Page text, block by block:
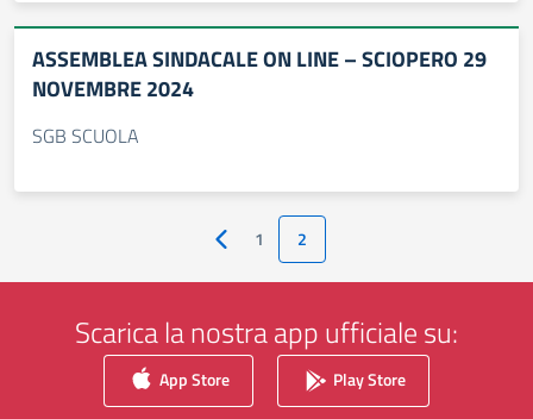
ASSEMBLEA SINDACALE ON LINE – SCIOPERO 29
NOVEMBRE 2024
SGB SCUOLA
Pagina precedente
1 2
Scarica la nostra app ufficiale su:
App Store Play Store